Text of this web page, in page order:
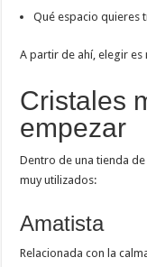
Qué espacio quieres
A partir de ahí, elegir es
Cristales
empezar
Dentro de una tienda
muy utilizados:
Amatista
Relacionada con la